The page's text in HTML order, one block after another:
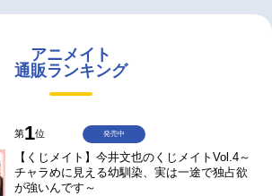
アニメイト
通販ランキング
第1位
【くじメイト】今井文也のくじメイトVol.4～
チャラめに見える幼馴染、実は一途で独占欲
が強いんです～
発売中